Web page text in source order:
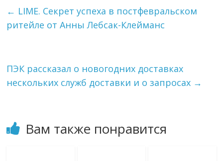
g
r
a
l
a
i
k
i
в
и
← LIME. Секрет успеха в постфевральском
ритейле от Анны Лебсак-Клейманс
ПЭК рассказал о новогодних доставках
нескольких служб доставки и о запросах →
Вам также понравится